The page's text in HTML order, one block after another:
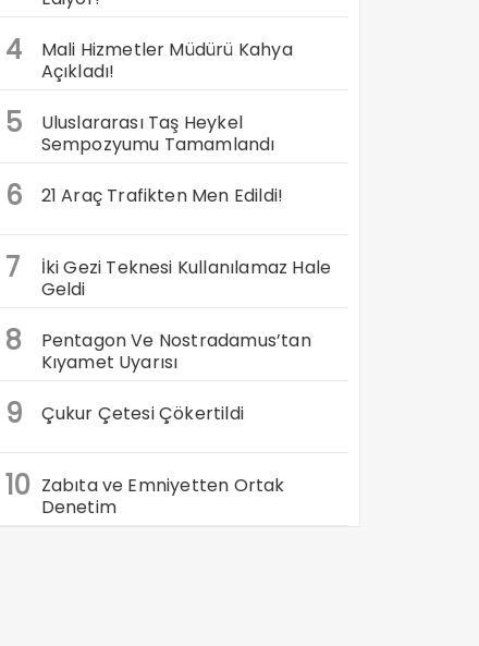
4
Mali Hizmetler Müdürü Kahya
Açıkladı!
5
Uluslararası Taş Heykel
Sempozyumu Tamamlandı
6 21 Araç Trafikten Men Edildi!
7
İki Gezi Teknesi Kullanılamaz Hale
Geldi
8
Pentagon Ve Nostradamus’tan
Kıyamet Uyarısı
9 Çukur Çetesi Çökertildi
10 Zabıta ve Emniyetten Ortak
Denetim